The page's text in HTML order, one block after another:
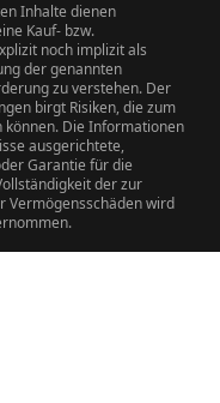
Inhalte dienen
Kauf- bzw.
noch implizit als
der genannten
zu verstehen. Der
birgt Risiken, die zum
können. Die Informationen
ausgerichtete,
Garantie für die
der zur
Vermögensschäden wird